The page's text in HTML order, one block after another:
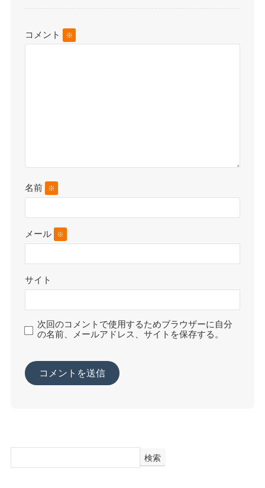
コメント ※
名前 ※
メール ※
サイト
次回のコメントで使用するためブラウザーに自分
の名前、メールアドレス、サイトを保存する。
検索